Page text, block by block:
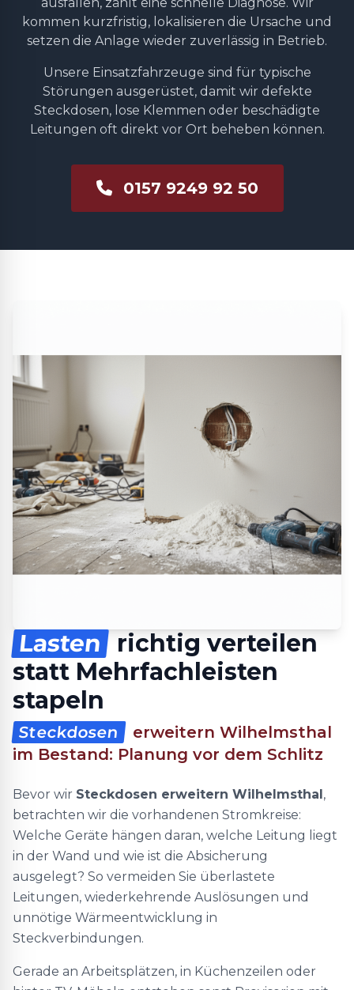
kommen kurzfristig, lokalisieren die Ursache und
setzen die Anlage wieder zuverlässig in Betrieb.
Unsere Einsatzfahrzeuge sind für typische
Störungen ausgerüstet, damit wir defekte
Steckdosen, lose Klemmen oder beschädigte
Leitungen oft direkt vor Ort beheben können.
0157 9249 92 50
Lasten
richtig verteilen
statt Mehrfachleisten
stapeln
Steckdosen
erweitern Wilhelmsthal
im Bestand: Planung vor dem Schlitz
Bevor wir Steckdosen erweitern Wilhelmsthal,
betrachten wir die vorhandenen Stromkreise:
Welche Geräte hängen daran, welche Leitung liegt
in der Wand und wie ist die Absicherung
ausgelegt? So vermeiden Sie überlastete
Leitungen, wiederkehrende Auslösungen und
unnötige Wärmeentwicklung in
Steckverbindungen.
Gerade an Arbeitsplätzen, in Küchenzeilen oder